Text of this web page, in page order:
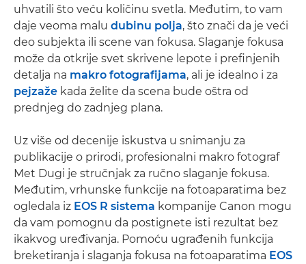
uhvatili što veću količinu svetla. Međutim, to vam
daje veoma malu dubinu polja, što znači da je veći
deo subjekta ili scene van fokusa. Slaganje fokusa
može da otkrije svet skrivene lepote i prefinjenih
detalja na makro fotografijama, ali je idealno i za
pejzaže kada želite da scena bude oštra od
prednjeg do zadnjeg plana.
Uz više od decenije iskustva u snimanju za
publikacije o prirodi, profesionalni makro fotograf
Met Dugi je stručnjak za ručno slaganje fokusa.
Međutim, vrhunske funkcije na fotoaparatima bez
ogledala iz EOS R sistema kompanije Canon mogu
da vam pomognu da postignete isti rezultat bez
ikakvog uređivanja. Pomoću ugrađenih funkcija
breketiranja i slaganja fokusa na fotoaparatima EOS